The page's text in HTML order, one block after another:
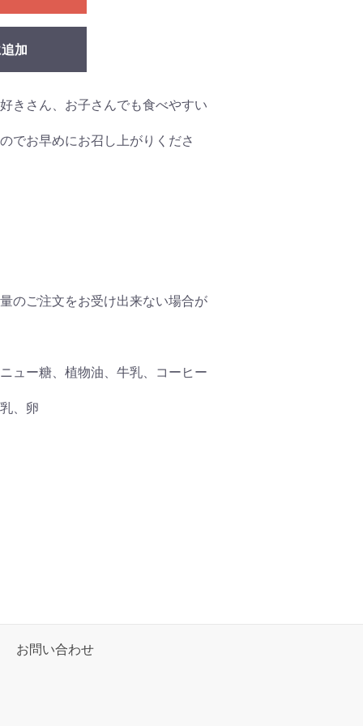
加
きさん、お子さんでも食べやすい
でお早めにお召し上がりくださ
のご注文をお受け出来ない場合が
ュー糖、植物油、牛乳、コーヒー
、卵
お問い合わせ